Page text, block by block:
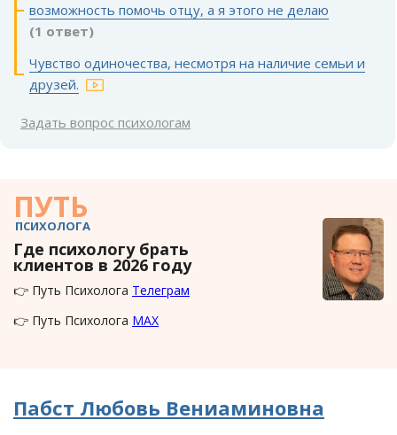
возможность помочь отцу, а я этого не делаю
(1 ответ)
Чувство одиночества, несмотря на наличие семьи и
друзей.
Задать вопрос психологам
ПУТЬ
ПСИХОЛОГА
Где психологу брать
клиентов в 2026 году
👉 Путь Психолога Телеграм
👉 Путь Психолога MAX
Пабст Любовь Вениаминовна